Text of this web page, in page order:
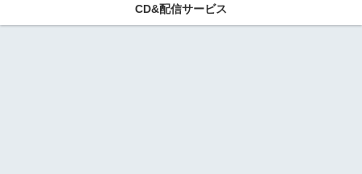
CD&配信サービス